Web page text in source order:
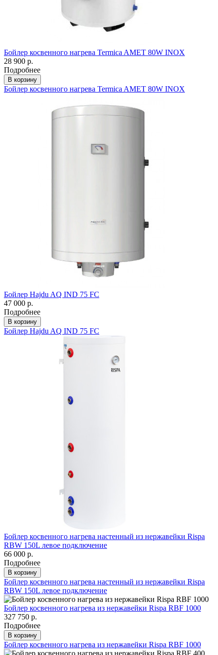
Бойлер косвенного нагрева Termica AMET 80W INOX
28 900 р.
Подробнее
В корзину
Бойлер косвенного нагрева Termica AMET 80W INOX
Бойлер Hajdu AQ IND 75 FC
47 000 р.
Подробнее
В корзину
Бойлер Hajdu AQ IND 75 FC
Бойлер косвенного нагрева настенный из нержавейки Rispa
RBW 150L левое подключение
66 000 р.
Подробнее
В корзину
Бойлер косвенного нагрева настенный из нержавейки Rispa
RBW 150L левое подключение
Бойлер косвенного нагрева из нержавейки Rispa RBF 1000
327 750 р.
Подробнее
В корзину
Бойлер косвенного нагрева из нержавейки Rispa RBF 1000